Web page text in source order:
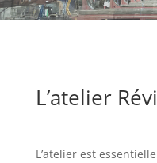
L’atelier
L’atelier est